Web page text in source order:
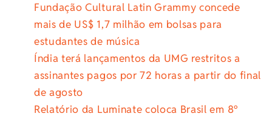
Fundação Cultural Latin Grammy concede
mais de US$ 1,7 milhão em bolsas para
estudantes de música
Índia terá lançamentos da UMG restritos a
assinantes pagos por 72 horas a partir do final
de agosto
Relatório da Luminate coloca Brasil em 8º